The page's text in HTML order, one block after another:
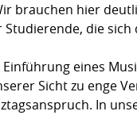
brauchen hier
die
eines
Sicht zu enge
In